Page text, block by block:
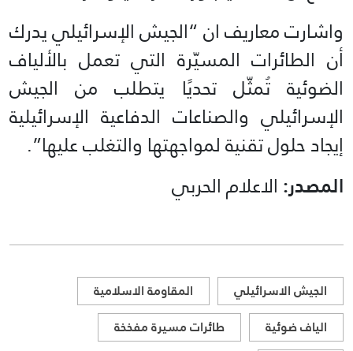
واشارت معاريف ان “الجيش الإسرائيلي يدرك
أن الطائرات المسيّرة التي تعمل بالألياف
الضوئية تُمثّل تحديًا يتطلب من الجيش
الإسرائيلي والصناعات الدفاعية الإسرائيلية
إيجاد حلول تقنية لمواجهتها والتغلب عليها”.
المصدر: الاعلام الحربي
الجيش الاسرائيلي
المقاومة الاسلامية
الياف ضوئية
طائرات مسيرة مفخخة